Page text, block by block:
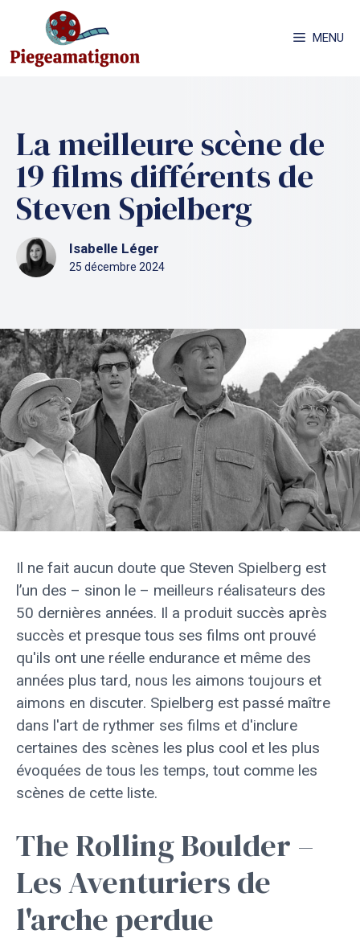
contenu
MENU
La meilleure scène de
19 films différents de
Steven Spielberg
Isabelle Léger
25 décembre 2024
Il ne fait aucun doute que Steven Spielberg est
l’un des – sinon le – meilleurs réalisateurs des
50 dernières années. Il a produit succès après
succès et presque tous ses films ont prouvé
qu'ils ont une réelle endurance et même des
années plus tard, nous les aimons toujours et
aimons en discuter. Spielberg est passé maître
dans l'art de rythmer ses films et d'inclure
certaines des scènes les plus cool et les plus
évoquées de tous les temps, tout comme les
scènes de cette liste.
The Rolling Boulder –
Les Aventuriers de
l'arche perdue